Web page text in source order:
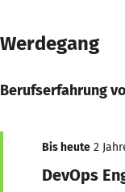
Werdegang
Berufserfahrung
Bis heute 2
DevOps